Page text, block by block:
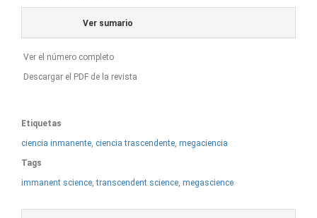
Ver sumario
Ver el número completo
Descargar el PDF de la revista
Etiquetas
ciencia inmanente, ciencia trascendente, megaciencia
Tags
immanent science,transcendent science, megascience